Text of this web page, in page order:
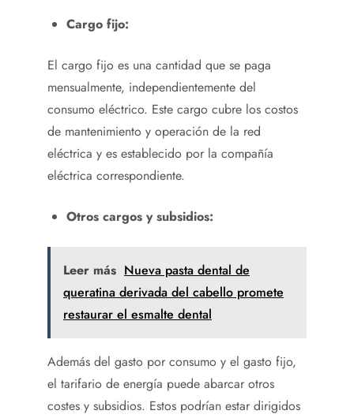
Cargo fijo:
El cargo fijo es una cantidad que se paga
mensualmente, independientemente del
consumo eléctrico. Este cargo cubre los costos
de mantenimiento y operación de la red
eléctrica y es establecido por la compañía
eléctrica correspondiente.
Otros cargos y subsidios:
Leer más Nueva pasta dental de
queratina derivada del cabello promete
restaurar el esmalte dental
Además del gasto por consumo y el gasto fijo,
el tarifario de energía puede abarcar otros
costes y subsidios. Estos podrían estar dirigidos